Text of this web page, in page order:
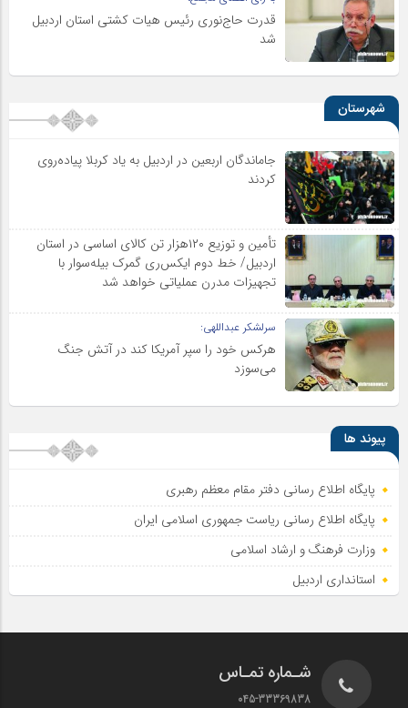
قدرت حاج‌نوری رئیس هیات کشتی استان اردبیل
شد
شهرستان
جاماندگان اربعین در اردبیل به یاد کربلا پیاده‌روی
کردند
تأمین و توزیع ۱۲۰هزار تن کالای اساسی در استان
اردبیل/ خط دوم ایکس‌ری گمرک بیله‌سوار با
تجهیزات مدرن عملیاتی خواهد شد
سرلشکر عبداللهی:
هرکس خود را سپر آمریکا کند در آتش جنگ
می‌سوزد
پیوند ها
پایگاه اطلاع رسانی دفتر مقام معظم رهبری
پایگاه اطلاع‌ رسانی ریاست‌ جمهوری اسلامی ایران
وزارت فرهنگ و ارشاد اسلامی
استانداری اردبیل
شـماره تمـاس
045-33369838